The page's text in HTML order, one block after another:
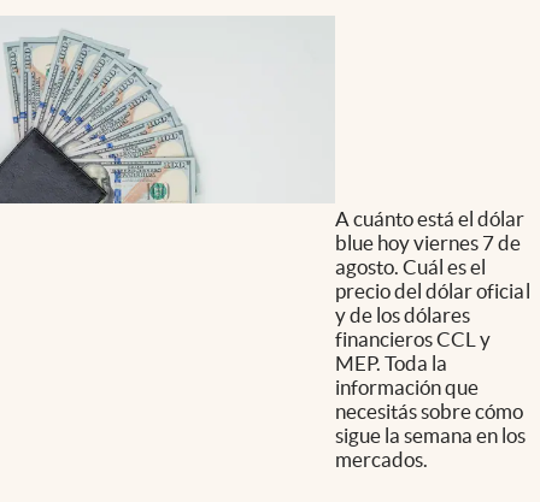
A cuánto está el dólar
blue hoy viernes 7 de
agosto. Cuál es el
precio del dólar oficial
y de los dólares
financieros CCL y
MEP. Toda la
información que
necesitás sobre cómo
sigue la semana en los
mercados.